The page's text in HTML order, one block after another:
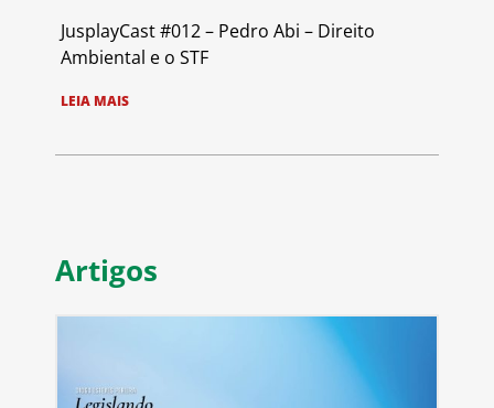
JusplayCast #012 – Pedro Abi – Direito
Ambiental e o STF
LEIA MAIS
Artigos